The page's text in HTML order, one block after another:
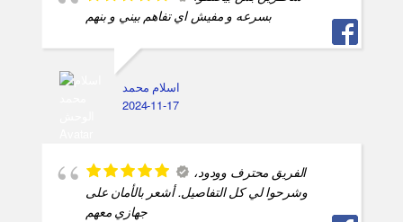
بسرعه و مفيش اي تفاهم بيني و بنهم
اسلام محمد
2024-11-17
الفريق محترف وودود،
وشرحوا لي كل التفاصيل. أشعر بالأمان على
جهازي معهم